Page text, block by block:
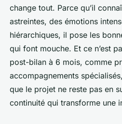
change tout. Parce qu’il
astreintes, des émotions
hiérarchiques, il pose les
qui font mouche. Et ce n’est
post-bilan à 6 mois, comme
accompagnements
que le projet ne reste pas en
continuité qui transforme une